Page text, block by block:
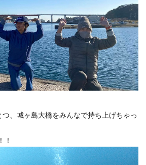
、城ヶ島大橋をみんなで持ち上げちゃっ
！